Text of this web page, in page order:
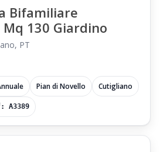
Bifamiliare
130 Giardino
PT
Pian di Novello Cutigliano
A3389